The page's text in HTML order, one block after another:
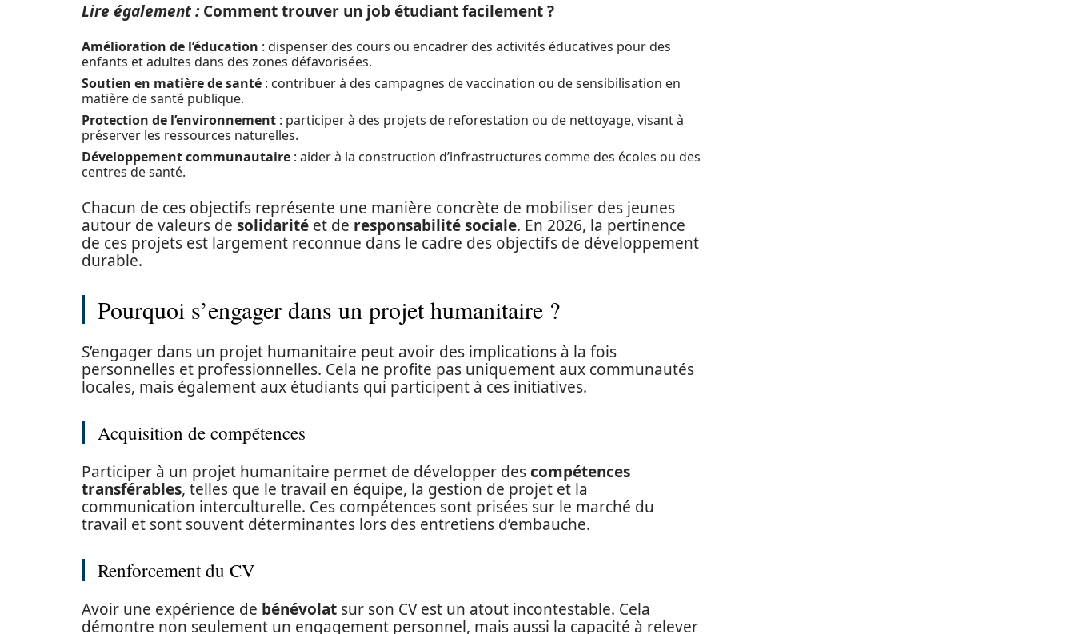
Lire également : Comment trouver un job étudiant facilement ?
Amélioration de l’éducation : dispenser des cours ou encadrer des activités éducatives pour des
enfants et adultes dans des zones défavorisées.
Soutien en matière de santé : contribuer à des campagnes de vaccination ou de sensibilisation en
matière de santé publique.
Protection de l’environnement : participer à des projets de reforestation ou de nettoyage, visant à
préserver les ressources naturelles.
Développement communautaire : aider à la construction d’infrastructures comme des écoles ou des
centres de santé.
Chacun de ces objectifs représente une manière concrète de mobiliser des jeunes
autour de valeurs de solidarité et de responsabilité sociale. En 2026, la pertinence
de ces projets est largement reconnue dans le cadre des objectifs de développement
durable.
Pourquoi s’engager dans un projet humanitaire ?
S’engager dans un projet humanitaire peut avoir des implications à la fois
personnelles et professionnelles. Cela ne profite pas uniquement aux communautés
locales, mais également aux étudiants qui participent à ces initiatives.
Acquisition de compétences
Participer à un projet humanitaire permet de développer descompétences
transférables, telles que le travail en équipe, la gestion de projet et la
communication interculturelle. Ces compétences sont prisées sur le marché du
travail et sont souvent déterminantes lors des entretiens d’embauche.
Renforcement du CV
Avoir une expérience de bénévolat sur son CV est un atout incontestable. Cela
démontre non seulement un engagement personnel, mais aussi la capacité à relever